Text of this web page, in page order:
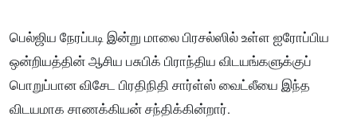
பெல்ஜிய நேரப்படி இன்று மாலை பிரசல்ஸில் உள்ள ஐரோப்பிய
ஒன்றியத்தின் ஆசிய பசுபிக் பிராந்திய விடயங்களுக்குப்
பொறுப்பான விசேட பிரதிநிதி சார்ள்ஸ் வைட்லீயை இந்த
விடயமாக சாணக்கியன் சந்திக்கின்றார்.